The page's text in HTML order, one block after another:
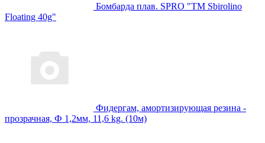
Бомбарда плав. SPRO "TM Sbirolino
Floating 40g"
Фидергам, амортизирующая резина -
прозрачная, Ф 1,2мм, 11,6 kg. (10м)